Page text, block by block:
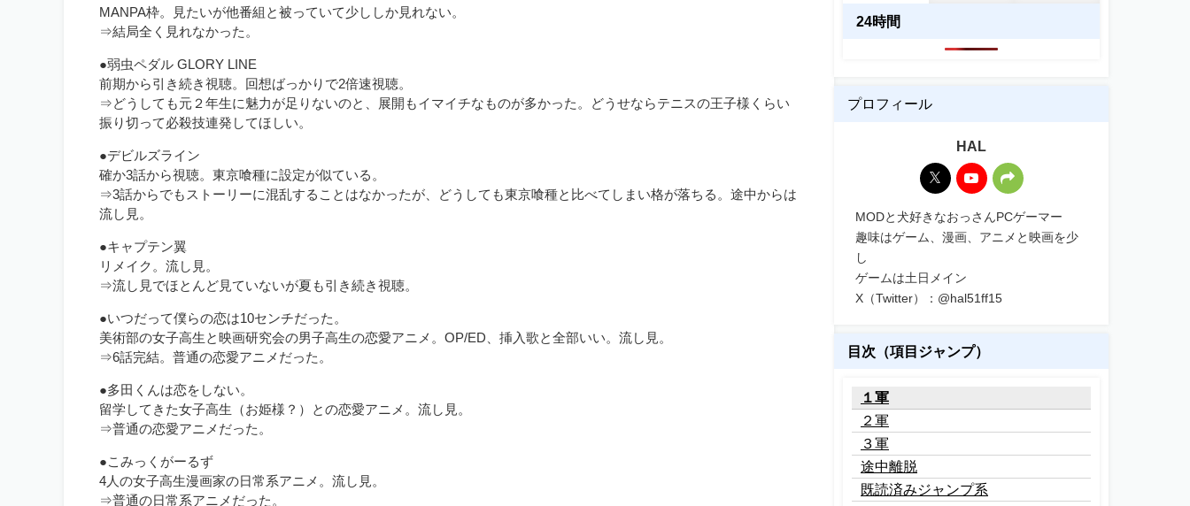
MANPA枠。見たいが他番組と被っていて少ししか見れない。
⇒結局全く見れなかった。
●弱虫ペダル GLORY LINE
前期から引き続き視聴。回想ばっかりで2倍速視聴。
⇒どうしても元２年生に魅力が足りないのと、展開もイマイチなものが多かった。どうせならテニスの王子様くらい
振り切って必殺技連発してほしい。
●デビルズライン
確か3話から視聴。東京喰種に設定が似ている。
⇒3話からでもストーリーに混乱することはなかったが、どうしても東京喰種と比べてしまい格が落ちる。途中からは
流し見。
●キャプテン翼
リメイク。流し見。
⇒流し見でほとんど見ていないが夏も引き続き視聴。
●いつだって僕らの恋は10センチだった。
美術部の女子高生と映画研究会の男子高生の恋愛アニメ。OP/ED、挿入歌と全部いい。流し見。
⇒6話完結。普通の恋愛アニメだった。
●多田くんは恋をしない。
留学してきた女子高生（お姫様？）との恋愛アニメ。流し見。
⇒普通の恋愛アニメだった。
●こみっくがーるず
4人の女子高生漫画家の日常系アニメ。流し見。
⇒普通の日常系アニメだった。
24時間
プロフィール
HAL
MODと犬好きなおっさんPCゲーマー
趣味はゲーム、漫画、アニメと映画を少
し
ゲームは土日メイン
X（Twitter）：@hal51ff15
目次（項目ジャンプ）
１軍
２軍
３軍
途中離脱
既読済みジャンプ系